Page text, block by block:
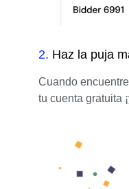
2. Haz la puja
Cuando
tu cuenta gratuita